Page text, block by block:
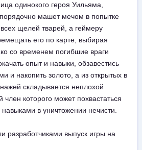
одинокого героя Уильяма,
машет мечом в попытке
щелей тварей, а геймеру
его по карте, выбирая
со временем погибшие враги
опыт и навыки, обзавестись
и накопить золото, а из открытых в
складывается неплохой
которого может похвастаться
в уничтожении нечисти.
разработчиками выпуск игры на